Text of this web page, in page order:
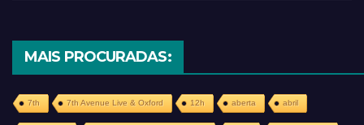
MAIS PROCURADAS:
7th 7th Avenue Live & Oxford 12h aberta abril